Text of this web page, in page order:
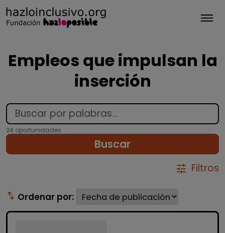
Empleos que impulsan la
inserción
24 oportunidades
Buscar
tune Filtros
swap_vert Ordenar por: